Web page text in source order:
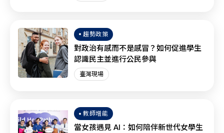
趨勢政策
對政治有感而不是感冒？如何促進學生
認識民主並進行公民參與
臺灣現場
教師增能
當女孩遇見 AI：如何陪伴新世代女學生